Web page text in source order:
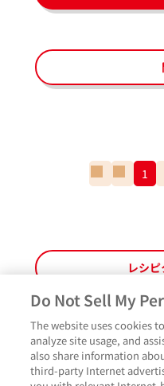
番
ペ
ー
ジ
の
1
レシ
作ったよ
よくあるご質問 ご利用規約Glico
サイトマップお問い合わ
Do Not Sell My
The website uses cookies
analyze site usage, and
also share information
third-party Internet